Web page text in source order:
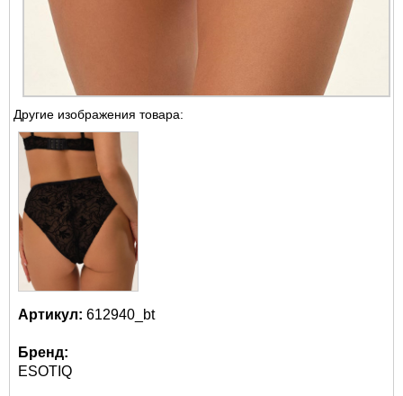
Другие изображения товара:
Артикул: 612940_bt
Бренд:
ESOTIQ